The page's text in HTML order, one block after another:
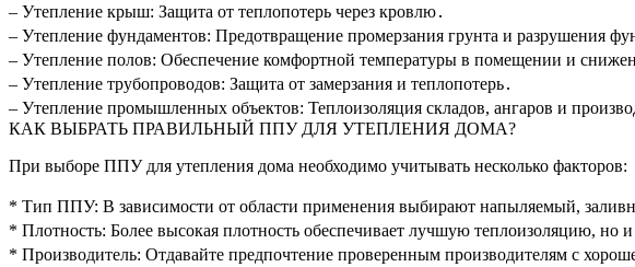
– Утепление крыш: Защита от теплопотерь через кровлю․
– Утепление фундаментов: Предотвращение промерзания грунта и разрушения
– Утепление полов: Обеспечение комфортной температуры в помещении и
– Утепление трубопроводов: Защита от замерзания и теплопотерь․
– Утепление промышленных объектов: Теплоизоляция складов, ангаров и
КАК ВЫБРАТЬ ПРАВИЛЬНЫЙ ППУ ДЛЯ УТЕПЛЕНИЯ ДОМА?
При выборе ППУ для утепления дома необходимо учитывать несколько факторов:
* Тип ППУ: В зависимости от области применения выбирают напыляемый,
* Плотность: Более высокая плотность обеспечивает лучшую теплоизоляцию, но и
* Производитель: Отдавайте предпочтение проверенным производителям с